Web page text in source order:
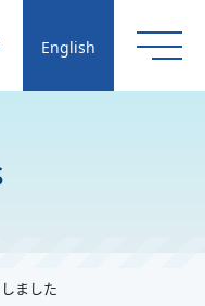
English
ました